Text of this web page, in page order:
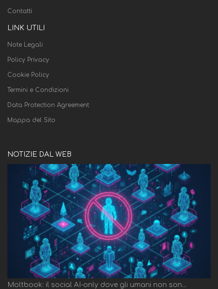
Contatti
LINK UTILI
Note Legali
Policy Privacy
Cookie Policy
Termini e Condizioni
Data Protection Agreement
Mappa del Sito
NOTIZIE DAL WEB
Moltbook: il social AI-only dove gli umani non son...